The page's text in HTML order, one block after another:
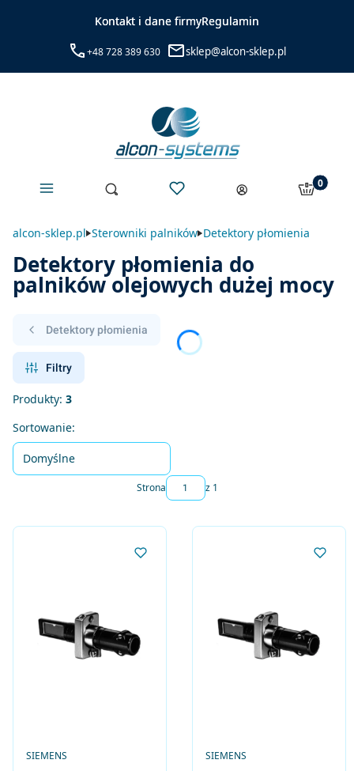
Kontakt i dane firmyRegulamin
+48 728 389 630 sklep@alcon-sklep.pl
Menu Otwórz wyszukiwarkę
Szukaj Ulubione
Zaloguj się Produkty
Koszyk
alcon-sklep.pl Sterowniki palników Detektory płomienia
Detektory płomienia do
palników olejowych dużej mocy
Detektory płomienia
Filtry
Produkty: 3
Lista produktów
Sortowanie:
Domyślne
Strona z 1
PRODUCENT
SIEMENS PRODUCENT
SIEMENS